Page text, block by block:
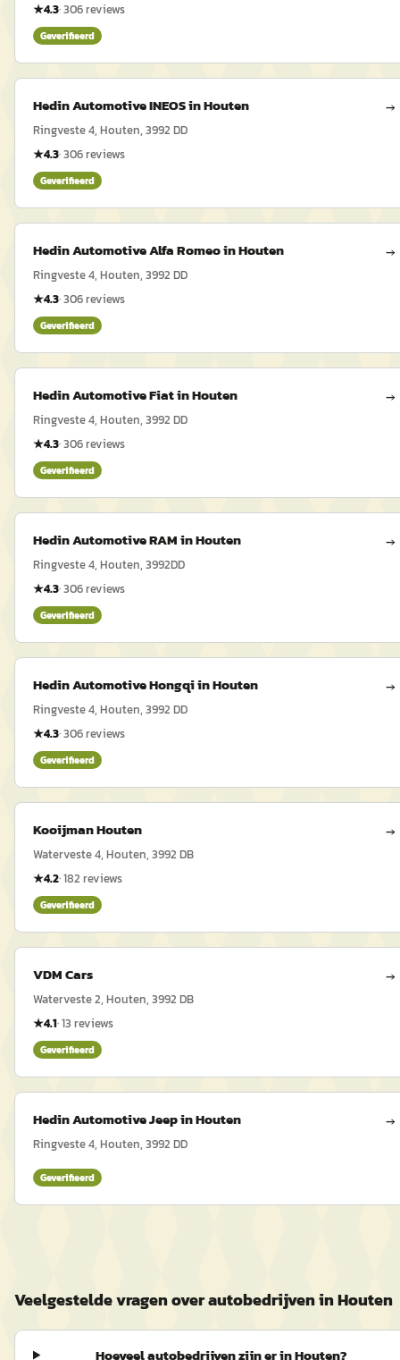
★4.3·306reviews
Geverifieerd
Hedin Automotive INEOS in Houten →
Ringveste 4, Houten, 3992 DD
★4.3·306reviews
Geverifieerd
Hedin Automotive Alfa Romeo in Houten →
Ringveste 4, Houten, 3992 DD
★4.3·306reviews
Geverifieerd
Hedin Automotive Fiat in Houten →
Ringveste 4, Houten, 3992 DD
★4.3·306reviews
Geverifieerd
Hedin Automotive RAM in Houten →
Ringveste 4, Houten, 3992DD
★4.3·306reviews
Geverifieerd
Hedin Automotive Hongqi in Houten →
Ringveste 4, Houten, 3992 DD
★4.3·306reviews
Geverifieerd
Kooijman Houten →
Waterveste 4, Houten, 3992 DB
★4.2·182 reviews
Geverifieerd
VDM Cars →
Waterveste 2, Houten, 3992 DB
★4.1·13 reviews
Geverifieerd
Hedin Automotive Jeep in Houten →
Ringveste 4, Houten, 3992 DD
Geverifieerd
Veelgestelde vragen over autobedrijven in Houten
Hoeveel autobedrijven zijn er in Houten?